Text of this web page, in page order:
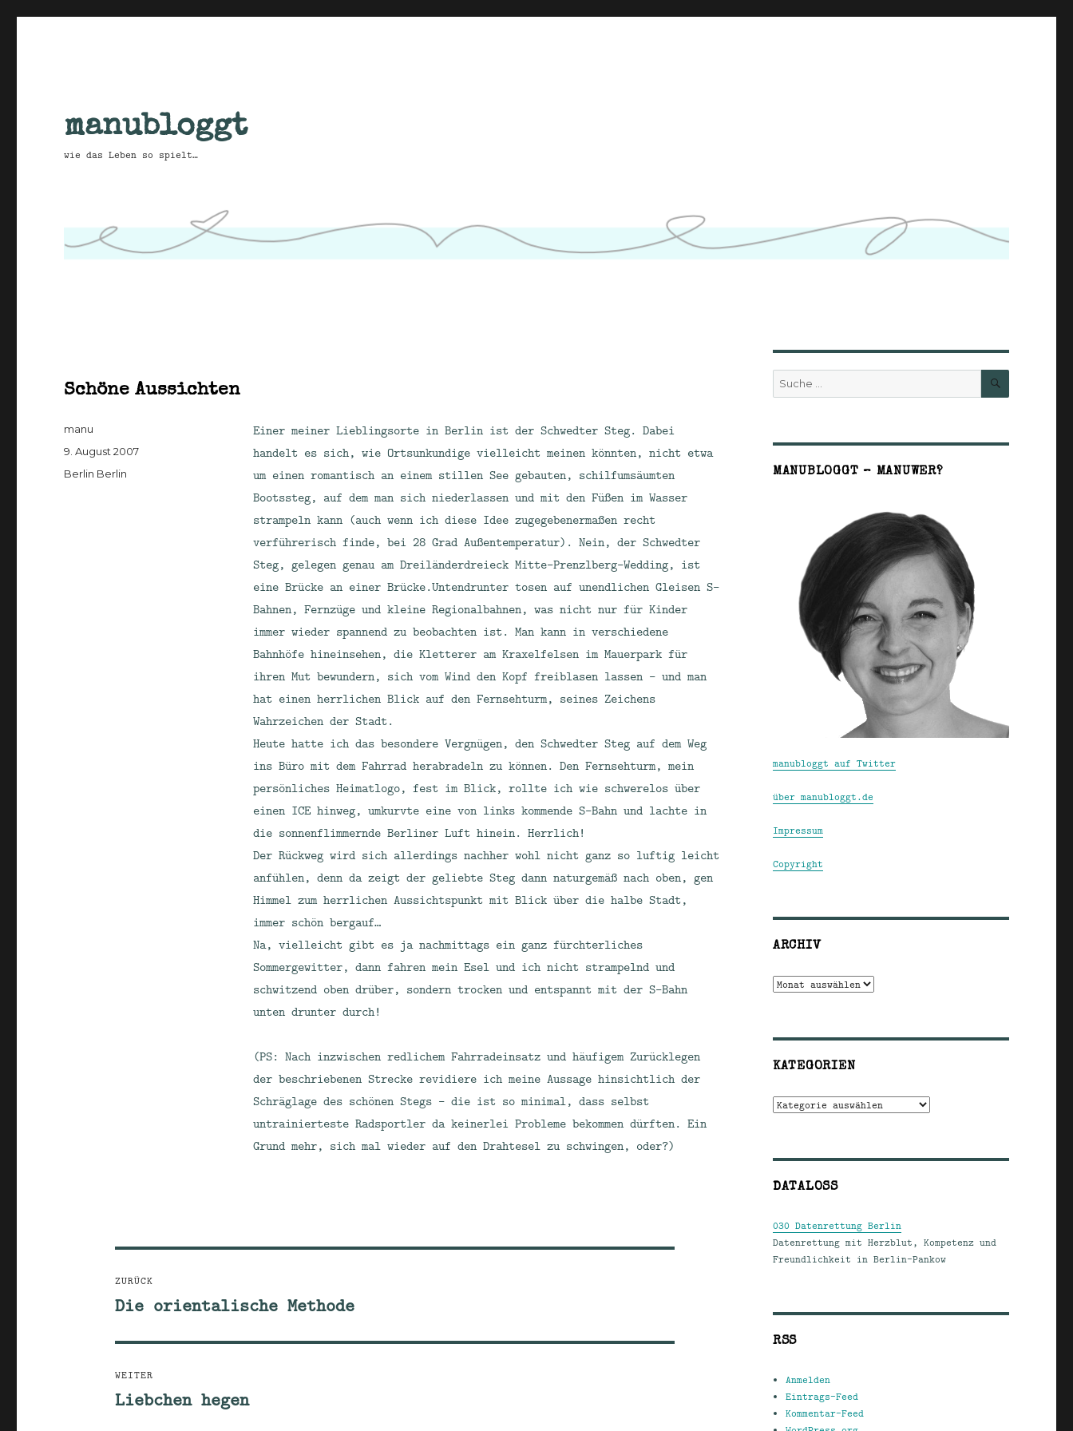
manubloggt
wie das Leben so spielt…
Schöne Aussichten
Einer meiner Lieblingsorte in Berlin ist der Schwedter Steg. Dabei
handelt es sich, wie Ortsunkundige vielleicht meinen könnten, nicht etwa
um einen romantisch an einem stillen See gebauten, schilfumsäumten
Bootssteg, auf dem man sich niederlassen und mit den Füßen im Wasser
strampeln kann (auch wenn ich diese Idee zugegebenermaßen recht
verführerisch finde, bei 28 Grad Außentemperatur). Nein, der Schwedter
Steg, gelegen genau am Dreiländerdreieck Mitte-Prenzlberg-Wedding, ist
eine Brücke an einer Brücke.Untendrunter tosen auf unendlichen Gleisen S-
Bahnen, Fernzüge und kleine Regionalbahnen, was nicht nur für Kinder
immer wieder spannend zu beobachten ist. Man kann in verschiedene
Bahnhöfe hineinsehen, die Kletterer am Kraxelfelsen im Mauerpark für
ihren Mut bewundern, sich vom Wind den Kopf freiblasen lassen – und man
hat einen herrlichen Blick auf den Fernsehturm, seines Zeichens
Wahrzeichen der Stadt.
Heute hatte ich das besondere Vergnügen, den Schwedter Steg auf dem Weg
ins Büro mit dem Fahrrad herabradeln zu können. Den Fernsehturm, mein
persönliches Heimatlogo, fest im Blick, rollte ich wie schwerelos über
einen ICE hinweg, umkurvte eine von links kommende S-Bahn und lachte in
die sonnenflimmernde Berliner Luft hinein. Herrlich!
Der Rückweg wird sich allerdings nachher wohl nicht ganz so luftig leicht
anfühlen, denn da zeigt der geliebte Steg dann naturgemäß nach oben, gen
Himmel zum herrlichen Aussichtspunkt mit Blick über die halbe Stadt,
immer schön bergauf…
Na, vielleicht gibt es ja nachmittags ein ganz fürchterliches
Sommergewitter, dann fahren mein Esel und ich nicht strampelnd und
schwitzend oben drüber, sondern trocken und entspannt mit der S-Bahn
unten drunter durch!
(PS: Nach inzwischen redlichem Fahrradeinsatz und häufigem Zurücklegen
der beschriebenen Strecke revidiere ich meine Aussage hinsichtlich der
Schräglage des schönen Stegs – die ist so minimal, dass selbst
untrainierteste Radsportler da keinerlei Probleme bekommen dürften. Ein
Grund mehr, sich mal wieder auf den Drahtesel zu schwingen, oder?)
Autor
manu
Veröffentlicht
9. August 2007
Kategorien
Berlin Berlin
ZURÜCK
Vorheriger
Die orientalische Methode
WEITER
Nächster
Liebchen hegen
Suche
nach:
SUCHE
MANUBLOGGT – MANUWER?
manubloggt auf Twitter
über manubloggt.de
Impressum
Copyright
ARCHIV
Archiv
KATEGORIEN
Kategorien
DATALOSS
030 Datenrettung Berlin
Datenrettung mit Herzblut, Kompetenz und
Freundlichkeit in Berlin-Pankow
RSS
Anmelden
Eintrags-Feed
Kommentar-Feed